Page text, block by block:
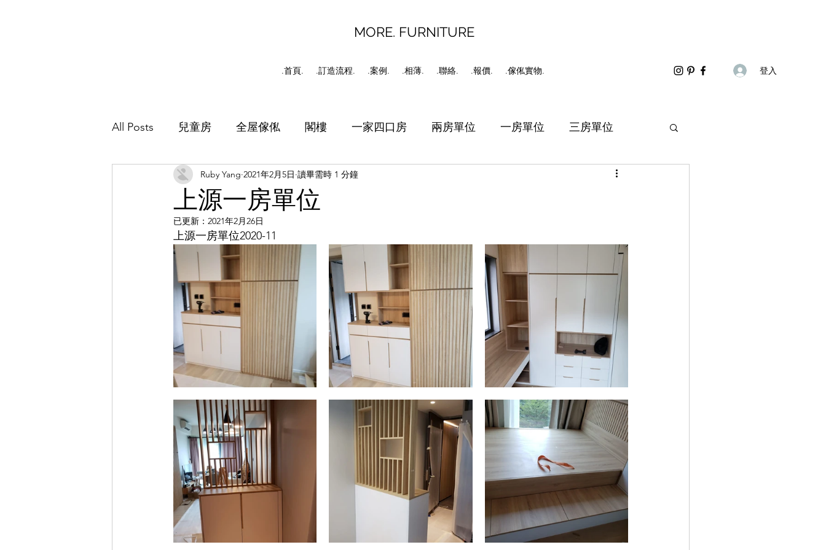
MORE. FURNITURE
.首頁. .訂造流程. .案例. .相薄. .聯絡. .報價. .傢俬實物. 登入
All Posts 兒童房 全屋傢俬 閣樓 一家四口房 兩房單位 一房單位 三房單位
地台床 客廳 書房 工人房
上源一房單位
Ruby Yang 2021年2月5日 讀畢需時 1 分鐘
已更新： 2021年2月26日
上源一房單位2020-11